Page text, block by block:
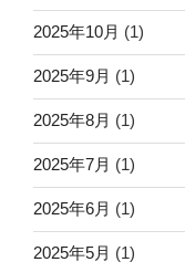
2025年10月 (1)
2025年9月 (1)
2025年8月 (1)
2025年7月 (1)
2025年6月 (1)
2025年5月 (1)